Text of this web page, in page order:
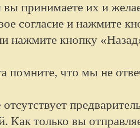
принимаете их и
согласие и нажмите
нажмите кнопку
помните, что мы не
Как только вы